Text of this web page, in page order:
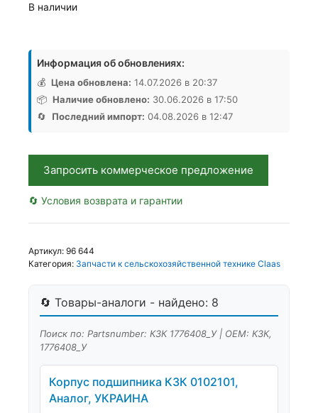
В наличии
товара
Донышко
КЗК
1776408_У,
Аналог,
РБ
Информация об обновлениях:
💰 Цена обновлена: 14.07.2026 в 20:37
📦 Наличие обновлено: 30.06.2026 в 17:50
🔄
Последний импорт: 04.08.2026 в 12:47
Запросить коммерческое предложение
🔄 Условия возврата и гарантии
Артикул: 96 644
Категория: Запчасти к сельскохозяйственной технике Claas
🔄 Товары-аналоги - найдено: 8
Поиск по: Partsnumber: КЗК 1776408_У | OEM: КЗК,
1776408_У
Корпус подшипника КЗК 0102101,
Аналог, УКРАИНА